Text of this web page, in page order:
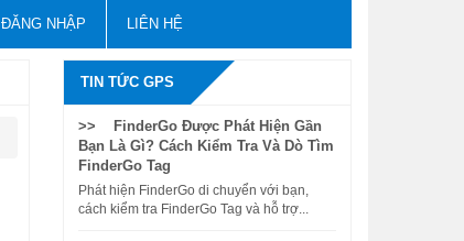
ĐĂNG NHẬP LIÊN HỆ
TIN TỨC GPS
>> FinderGo Được Phát Hiện Gần
Bạn Là Gì? Cách Kiểm Tra Và Dò Tìm
FinderGo Tag
Phát hiện FinderGo di chuyển với bạn,
cách kiểm tra FinderGo Tag và hỗ trợ...